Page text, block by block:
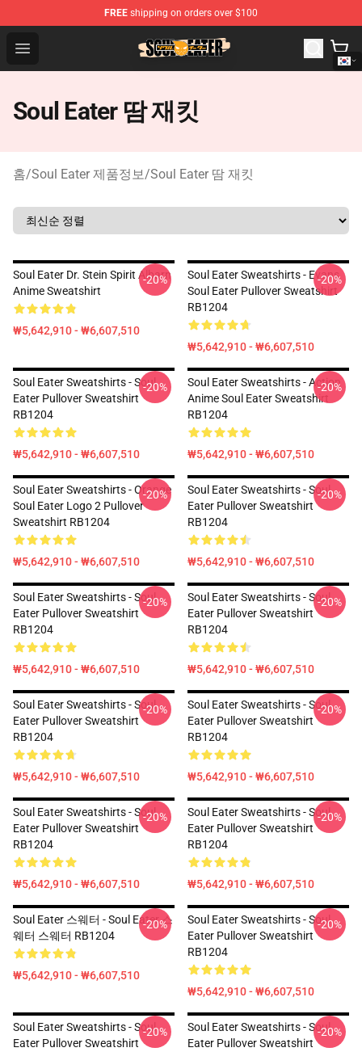
FREE shipping on orders over $100
Open menu
Soul Eater Store - Official Soul Eater Merchandise Shop
Soul Eater 땀 재킷
홈/Soul Eater 제품정보/Soul Eater 땀 재킷
Soul Eater Dr. Stein Spirit Albarn
Anime Sweatshirt
₩5,642,910 - ₩6,607,510
-20%
Soul Eater Sweatshirts - Evans
Soul Eater Pullover Sweatshirt
RB1204
₩5,642,910 - ₩6,607,510
-20%
Soul Eater Sweatshirts - Soul
Eater Pullover Sweatshirt
RB1204
₩5,642,910 - ₩6,607,510
-20%
Soul Eater Sweatshirts - Action
Anime Soul Eater Sweatshirt
RB1204
₩5,642,910 - ₩6,607,510
-20%
Soul Eater Sweatshirts - Orange
Soul Eater Logo 2 Pullover
Sweatshirt RB1204
₩5,642,910 - ₩6,607,510
-20%
Soul Eater Sweatshirts - Soul
Eater Pullover Sweatshirt
RB1204
₩5,642,910 - ₩6,607,510
-20%
Soul Eater Sweatshirts - Soul
Eater Pullover Sweatshirt
RB1204
₩5,642,910 - ₩6,607,510
-20%
Soul Eater Sweatshirts - Soul
Eater Pullover Sweatshirt
RB1204
₩5,642,910 - ₩6,607,510
-20%
Soul Eater Sweatshirts - Soul
Eater Pullover Sweatshirt
RB1204
₩5,642,910 - ₩6,607,510
-20%
Soul Eater Sweatshirts - Soul
Eater Pullover Sweatshirt
RB1204
₩5,642,910 - ₩6,607,510
-20%
Soul Eater Sweatshirts - Soul
Eater Pullover Sweatshirt
RB1204
₩5,642,910 - ₩6,607,510
-20%
Soul Eater Sweatshirts - Soul
Eater Pullover Sweatshirt
RB1204
₩5,642,910 - ₩6,607,510
-20%
Soul Eater 스웨터 - Soul Eater 스
웨터 스웨터 RB1204
₩5,642,910 - ₩6,607,510
-20%
Soul Eater Sweatshirts - Soul
Eater Pullover Sweatshirt
RB1204
₩5,642,910 - ₩6,607,510
-20%
Soul Eater Sweatshirts - Soul
Eater Pullover Sweatshirt
-20%
Soul Eater Sweatshirts - Soul
Eater Pullover Sweatshirt
-20%